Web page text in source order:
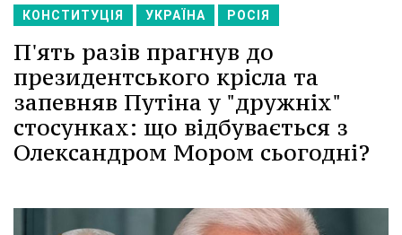
КОНСТИТУЦІЯ УКРАЇНА РОСІЯ
П'ять разів прагнув до
президентського крісла та
запевняв Путіна у "дружніх"
стосунках: що відбувається з
Олександром Мором сьогодні?